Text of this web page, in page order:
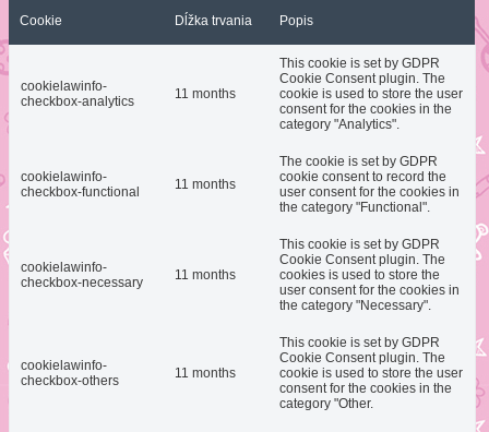
Cookie Dĺžka trvania Popis
cookielawinfo-
checkbox-analytics
11 months
This cookie is set by GDPR
Cookie Consent plugin. The
cookie is used to store the user
consent for the cookies in the
category "Analytics".
cookielawinfo-
checkbox-functional
11 months
The cookie is set by GDPR
cookie consent to record the
user consent for the cookies in
the category "Functional".
cookielawinfo-
checkbox-necessary
11 months
This cookie is set by GDPR
Cookie Consent plugin. The
cookies is used to store the
user consent for the cookies in
the category "Necessary".
cookielawinfo-
checkbox-others
11 months
This cookie is set by GDPR
Cookie Consent plugin. The
cookie is used to store the user
consent for the cookies in the
category "Other.